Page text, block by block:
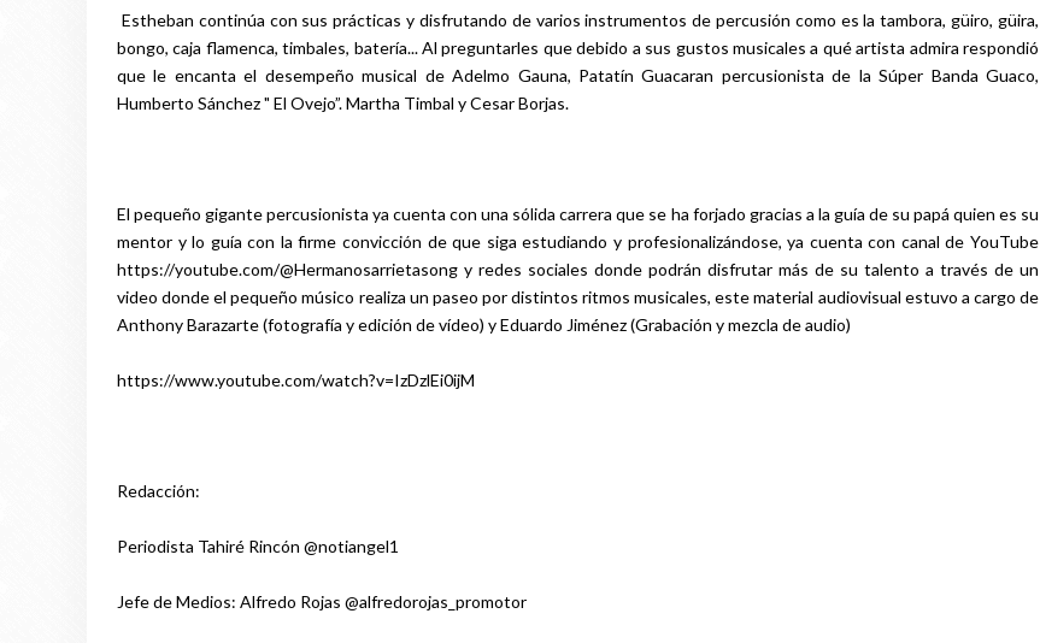
Estheban continúa con sus prácticas y disfrutando de varios instrumentos de percusión como es la tambora, güiro, güira,
bongo, caja flamenca, timbales, batería... Al preguntarles que debido a sus gustos musicales a qué artista admira respondió
que le encanta el desempeño musical de Adelmo Gauna, Patatín Guacaran percusionista de la Súper Banda Guaco,
Humberto Sánchez " El Ovejo”. Martha Timbal y Cesar Borjas.
El pequeño gigante percusionista ya cuenta con una sólida carrera que se ha forjado gracias a la guía de su papá quien es su
mentor y lo guía con la firme convicción de que siga estudiando y profesionalizándose, ya cuenta con canal de YouTube
https://youtube.com/@Hermanosarrietasong y redes sociales donde podrán disfrutar más de su talento a través de un
video donde el pequeño músico realiza un paseo por distintos ritmos musicales, este material audiovisual estuvo a cargo de
Anthony Barazarte (fotografía y edición de vídeo) y Eduardo Jiménez (Grabación y mezcla de audio)
https://www.youtube.com/watch?v=IzDzlEi0ijM
Redacción:
Periodista Tahiré Rincón @notiangel1
Jefe de Medios: Alfredo Rojas @alfredorojas_promotor